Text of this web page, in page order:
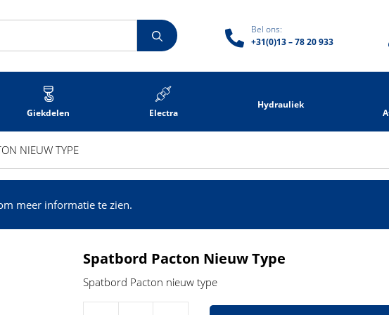
Bel ons:
+31(0)13 – 78 20 933
Giekdelen Electra
Hydrauliek
NIEUW TYPE
meer informatie te zien.
Spatbord Pacton Nieuw Type
Spatbord Pacton nieuw type